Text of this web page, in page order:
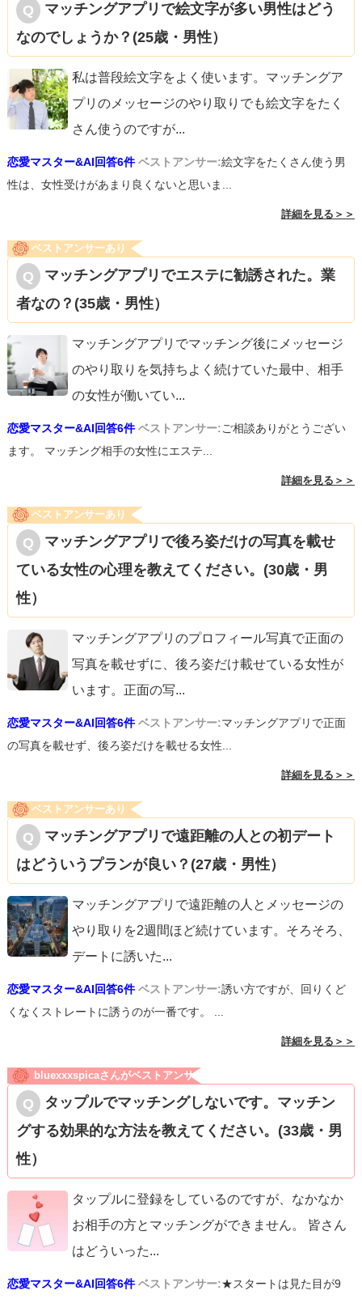
マッチングアプリで絵文字が多い男性はどう
なのでしょうか？(25歳・男性）
私は普段絵文字をよく使います。マッチングア
プリのメッセージのやり取りでも絵文字をたく
さん使うのですが...
恋愛マスター&AI回答6件 ベストアンサー:絵文字をたくさん使う男
性は、女性受けがあまり良くないと思いま...
詳細を見る＞＞
ベストアンサーあり
マッチングアプリでエステに勧誘された。業
者なの？(35歳・男性）
マッチングアプリでマッチング後にメッセージ
のやり取りを気持ちよく続けていた最中、相手
の女性が働いてい...
恋愛マスター&AI回答6件 ベストアンサー:ご相談ありがとうござい
ます。 マッチング相手の女性にエステ...
詳細を見る＞＞
ベストアンサーあり
マッチングアプリで後ろ姿だけの写真を載せ
ている女性の心理を教えてください。(30歳・男
性）
マッチングアプリのプロフィール写真で正面の
写真を載せずに、後ろ姿だけ載せている女性が
います。正面の写...
恋愛マスター&AI回答6件 ベストアンサー:マッチングアプリで正面
の写真を載せず、後ろ姿だけを載せる女性...
詳細を見る＞＞
ベストアンサーあり
マッチングアプリで遠距離の人との初デート
はどういうプランが良い？(27歳・男性）
マッチングアプリで遠距離の人とメッセージの
やり取りを2週間ほど続けています。そろそろ、
デートに誘いた...
恋愛マスター&AI回答6件 ベストアンサー:誘い方ですが、回りくど
くなくストレートに誘うのが一番です。 ...
詳細を見る＞＞
bluexxxspicaさんがベストアンサ
タップルでマッチングしないです。マッチン
グする効果的な方法を教えてください。(33歳・男
性）
タップルに登録をしているのですが、なかなか
お相手の方とマッチングができません。 皆さん
はどういった...
恋愛マスター&AI回答6件 ベストアンサー:★スタートは見た目が9